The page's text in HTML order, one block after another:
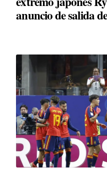
anuncio de salida